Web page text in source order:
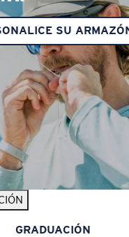
SU
GRADUACIÓN